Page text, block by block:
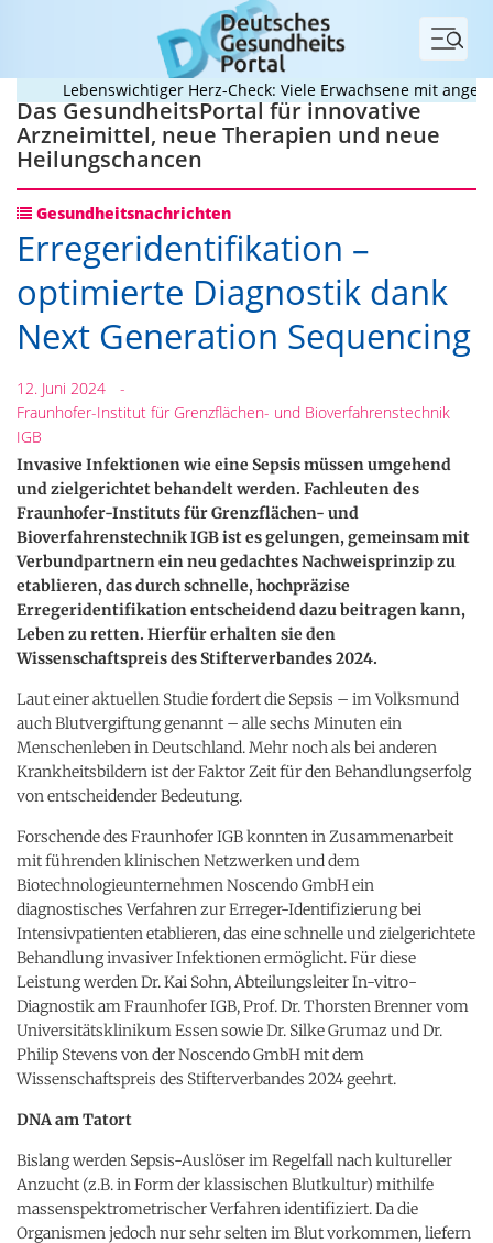
Menü
Lebenswichtiger Herz-Check: Viele Erwachsene mit
Das GesundheitsPortal für innovative
Arzneimittel, neue Therapien und neue
Heilungschancen
Gesundheitsnachrichten
Erregeridentifikation –
optimierte Diagnostik dank
Next Generation Sequencing
12. Juni 2024
-
Fraunhofer-Institut für Grenzflächen- und Bioverfahrenstechnik
IGB
Invasive Infektionen wie eine Sepsis müssen umgehend
und zielgerichtet behandelt werden. Fachleuten des
Fraunhofer-Instituts für Grenzflächen- und
Bioverfahrenstechnik IGB ist es gelungen, gemeinsam mit
Verbundpartnern ein neu gedachtes Nachweisprinzip zu
etablieren, das durch schnelle, hochpräzise
Erregeridentifikation entscheidend dazu beitragen kann,
Leben zu retten. Hierfür erhalten sie den
Wissenschaftspreis des Stifterverbandes 2024.
Laut einer aktuellen Studie fordert die Sepsis – im Volksmund
auch Blutvergiftung genannt – alle sechs Minuten ein
Menschenleben in Deutschland. Mehr noch als bei anderen
Krankheitsbildern ist der Faktor Zeit für den Behandlungserfolg
von entscheidender Bedeutung.
Forschende des Fraunhofer IGB konnten in Zusammenarbeit
mit führenden klinischen Netzwerken und dem
Biotechnologieunternehmen Noscendo GmbH ein
diagnostisches Verfahren zur Erreger-Identifizierung bei
Intensivpatienten etablieren, das eine schnelle und zielgerichtete
Behandlung invasiver Infektionen ermöglicht. Für diese
Leistung werden Dr. Kai Sohn, Abteilungsleiter In-vitro-
Diagnostik am Fraunhofer IGB, Prof. Dr. Thorsten Brenner vom
Universitätsklinikum Essen sowie Dr. Silke Grumaz und Dr.
Philip Stevens von der Noscendo GmbH mit dem
Wissenschaftspreis des Stifterverbandes 2024 geehrt.
DNA am Tatort
Bislang werden Sepsis-Auslöser im Regelfall nach kultureller
Anzucht (z.B. in Form der klassischen Blutkultur) mithilfe
massenspektrometrischer Verfahren identifiziert. Da die
Organismen jedoch nur sehr selten im Blut vorkommen, liefern